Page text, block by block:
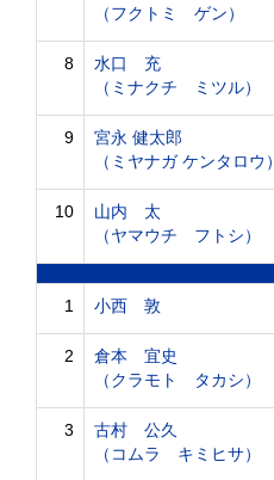
（フクトミ ゲン）
8
水口 充
（ミナクチ ミツル）
9
宮永 健太郎
（ミヤナガ ケンタロウ）
10
山内 太
（ヤマウチ フトシ）
1 小西 敦
2
倉本 宜史
（クラモト タカシ）
3
古村 公久
（コムラ キミヒサ）